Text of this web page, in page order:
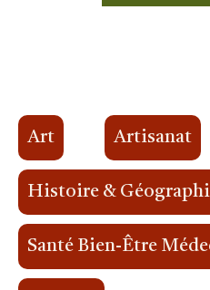
Art Artisanat
Histoire &
Santé Bien-Être